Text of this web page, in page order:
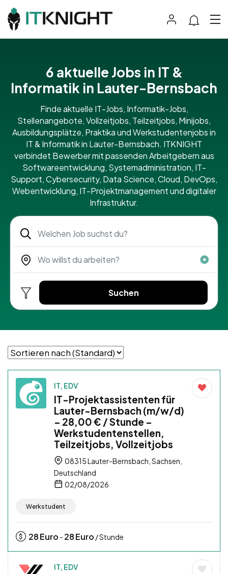
6 aktuelle Jobs in IT &
Informatik in Lauter-Bernsbach
Finde aktuelle IT-Jobs, Informatik-Jobs,
Stellenangebote, Vollzeitjobs, Teilzeitjobs, Minijobs,
Ausbildungsplätze, Praktika und Werkstudentenjobs in
IT & Informatik in Lauter-Bernsbach. ITKNIGHT
verbindet Bewerber mit passenden Arbeitgebern aus
Softwareentwicklung, Systemadministration, IT-
Support, Cybersecurity, Data Science, Cloud, DevOps,
Webentwicklung, IT-Projektmanagement und digitaler
Infrastruktur.
Suchen
IT, EDV
IT-Projektassistenten für
Lauter-Bernsbach (m/w/d)
– 28,00 € / Stunde –
Werkstudentenstellen,
Teilzeitjobs, Vollzeitjobs
08315 Lauter-Bernsbach, Sachsen,
Deutschland
02/08/2026
Werkstudent
28Euro - 28Euro / Stunde
IT, EDV